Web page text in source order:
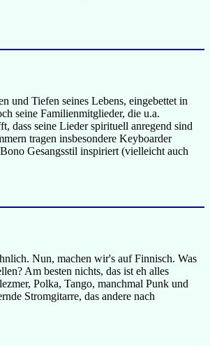
Tiefen seines Lebens, eingebettet in
seine Familienmitglieder, die u.a.
dass seine Lieder spirituell anregend sind
tragen insbesondere Keyboarder
Gesangsstil inspiriert (vielleicht auch
Nun, machen wir's auf Finnisch. Was
Am besten nichts, das ist eh alles
Polka, Tango, manchmal Punk und
Stromgitarre, das andere nach